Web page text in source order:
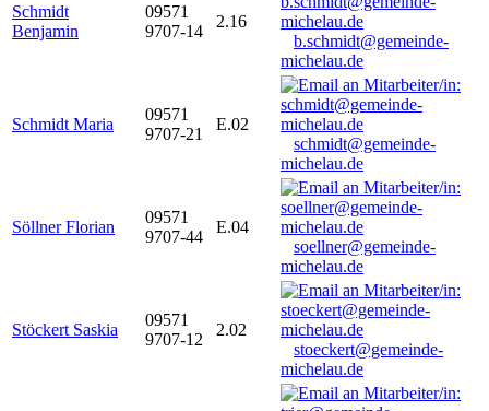
Schmidt
Benjamin
09571
9707-14
2.16
b.schmidt@gemeinde-
michelau.de
Schmidt Maria
09571
9707-21
E.02
schmidt@gemeinde-
michelau.de
Söllner Florian
09571
9707-44
E.04
soellner@gemeinde-
michelau.de
Stöckert Saskia
09571
9707-12
2.02
stoeckert@gemeinde-
michelau.de